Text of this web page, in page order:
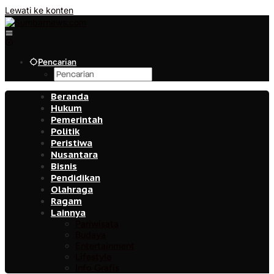
Lewati ke konten
Pencarian
Beranda
Hukum
Pemerintah
Politik
Peristiwa
Nusantara
Bisnis
Pendidikan
Olahraga
Ragam
Lainnya